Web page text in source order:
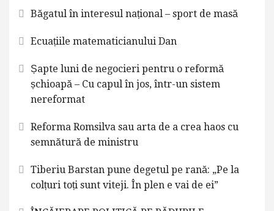
Băgatul în interesul național – sport de masă
Ecuațiile matematicianului Dan
Șapte luni de negocieri pentru o reformă
șchioapă – Cu capul în jos, într-un sistem
nereformat
Reforma Romsilva sau arta de a crea haos cu
semnătură de ministru
Tiberiu Barstan pune degetul pe rană: „Pe la
colțuri toți sunt viteji. În plen e vai de ei”